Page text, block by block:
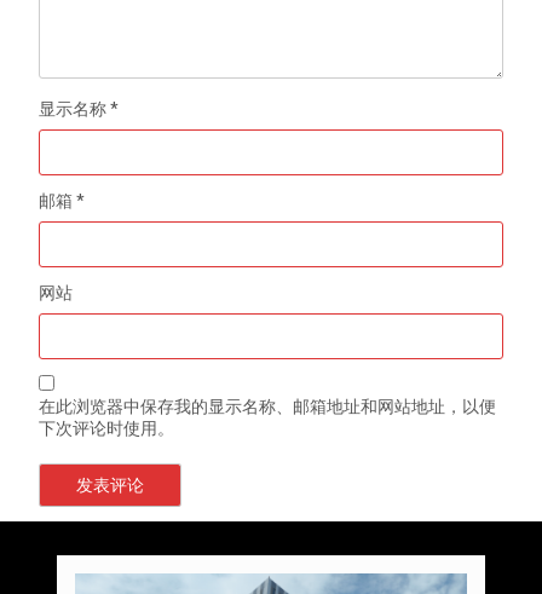
显示名称*
邮箱*
网站
在此浏览器中保存我的显示名称、邮箱地址和网站地址，以便
下次评论时使用。